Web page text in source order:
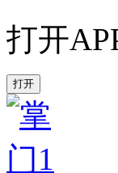
打开
打开